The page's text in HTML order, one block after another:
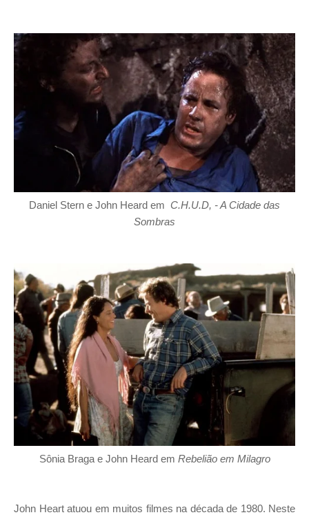
Daniel Stern e John Heard em C.H.U.D, - A Cidade das
Sombras
Sônia Braga e John Heard em Rebelião em Milagro
John Heart atuou em muitos filmes na década de 1980. Neste